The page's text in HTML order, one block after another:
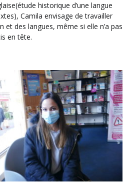
historique d’une langue
Camila envisage de travailler
et des langues, même si elle n’a pas
en tête.